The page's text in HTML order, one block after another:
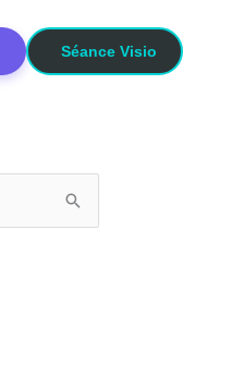
Séance Visio